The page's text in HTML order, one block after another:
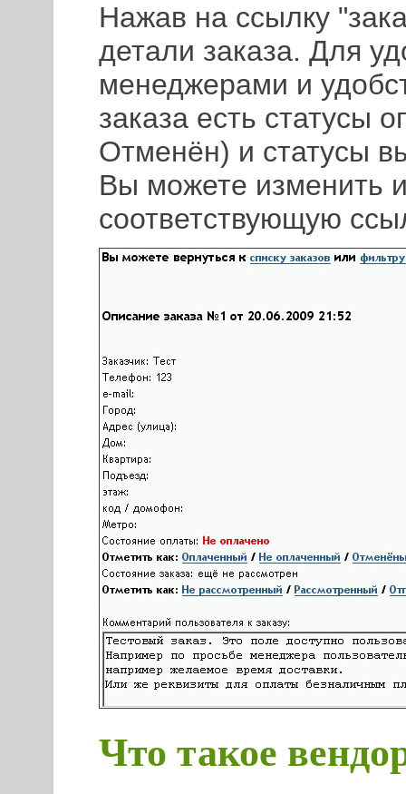
Нажав на ссылку
детали заказа. Для
менеджерами и
заказа есть статусы
Отменён) и статусы
Вы можете изменить
соответствующую
Что такое